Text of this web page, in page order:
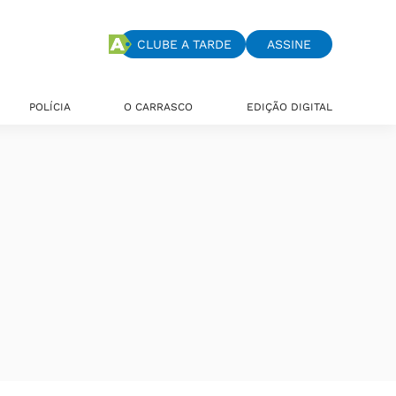
CLUBE A TARDE ASSINE
POLÍCIA O CARRASCO EDIÇÃO DIGITAL